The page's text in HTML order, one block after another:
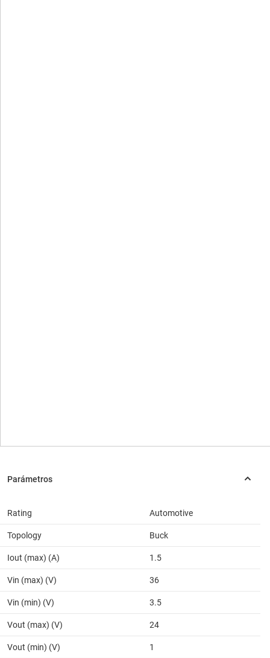
Rating Automotive
Topology Buck
Iout (max) (A) 1.5
Vin (max) (V) 36
Vin (min) (V) 3.5
Vout (max) (V) 24
Vout (min) (V) 1